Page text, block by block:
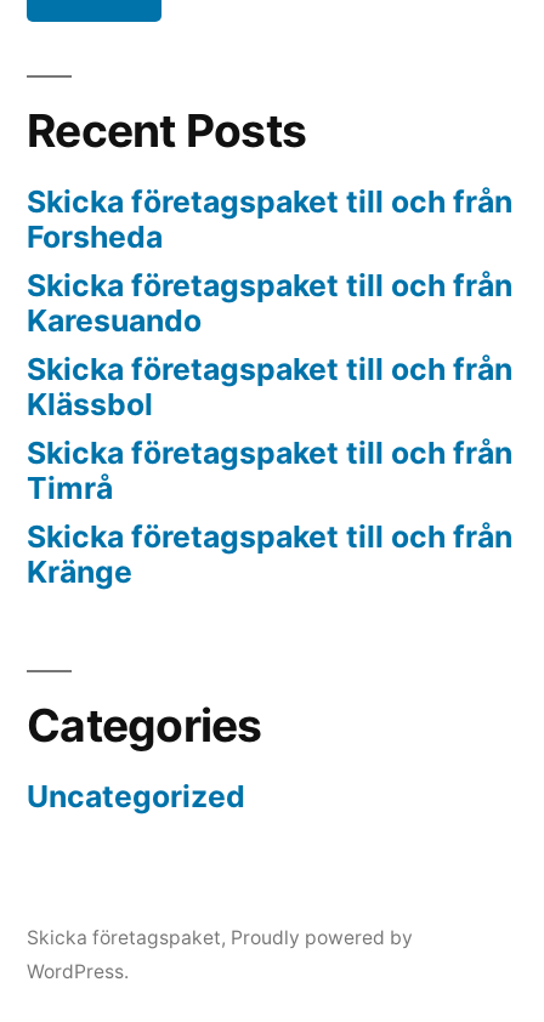
Recent Posts
Skicka företagspaket till och från
Forsheda
Skicka företagspaket till och från
Karesuando
Skicka företagspaket till och från
Klässbol
Skicka företagspaket till och från
Timrå
Skicka företagspaket till och från
Kränge
Categories
Uncategorized
Skicka företagspaket, Proudly powered by
WordPress.